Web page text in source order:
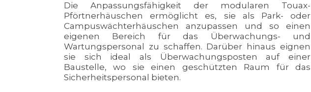
Die Anpassungsfähigkeit der modularen Touax-
Pförtnerhäuschen ermöglicht es, sie als Park- oder
Campuswächterhäuschen anzupassen und so einen
eigenen Bereich für das Überwachungs- und
Wartungspersonal zu schaffen. Darüber hinaus eignen
sie sich ideal als Überwachungsposten auf einer
Baustelle, wo sie einen geschützten Raum für das
Sicherheitspersonal bieten.